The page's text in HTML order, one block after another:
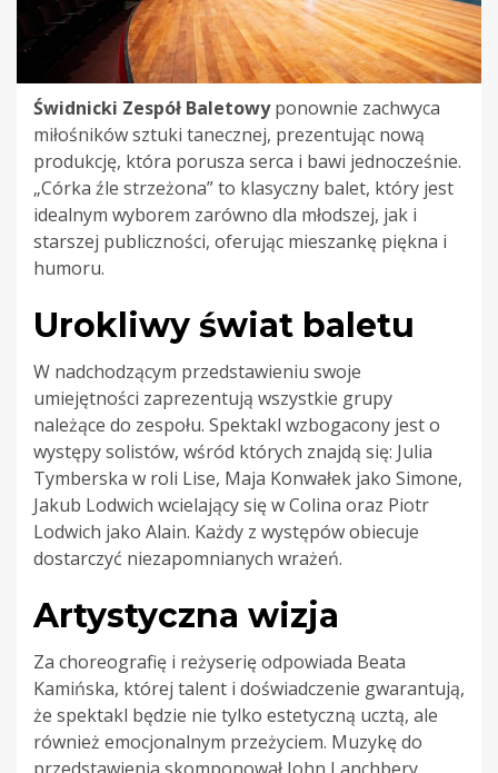
Świdnicki Zespół Baletowyponownie zachwyca
miłośników sztuki tanecznej, prezentując nową
produkcję, która porusza serca i bawi jednocześnie.
„Córka źle strzeżona” to klasyczny balet, który jest
idealnym wyborem zarówno dla młodszej, jak i
starszej publiczności, oferując mieszankę piękna i
humoru.
Urokliwy świat baletu
W nadchodzącym przedstawieniu swoje
umiejętności zaprezentują wszystkie grupy
należące do zespołu. Spektakl wzbogacony jest o
występy solistów, wśród których znajdą się: Julia
Tymberska w roli Lise, Maja Konwałek jako Simone,
Jakub Lodwich wcielający się w Colina oraz Piotr
Lodwich jako Alain. Każdy z występów obiecuje
dostarczyć niezapomnianych wrażeń.
Artystyczna wizja
Za choreografię i reżyserię odpowiada Beata
Kamińska, której talent i doświadczenie gwarantują,
że spektakl będzie nie tylko estetyczną ucztą, ale
również emocjonalnym przeżyciem. Muzykę do